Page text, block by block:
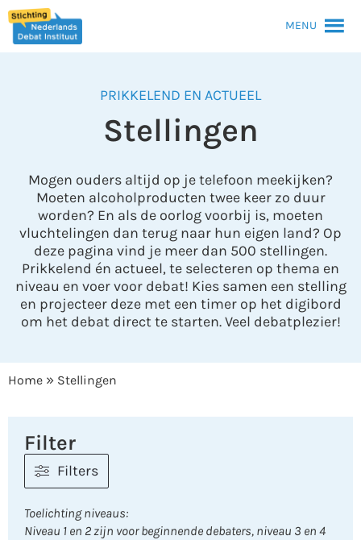
MENU
PRIKKELEND EN ACTUEEL
Stellingen
Mogen ouders altijd op je telefoon meekijken?
Moeten alcoholproducten twee keer zo duur
worden? En als de oorlog voorbij is, moeten
vluchtelingen dan terug naar hun eigen land? Op
deze pagina vind je meer dan 500 stellingen.
Prikkelend én actueel, te selecteren op thema en
niveau en voer voor debat! Kies samen een stelling
en projecteer deze met een timer op het digibord
om het debat direct te starten. Veel debatplezier!
Home » Stellingen
Filter
Filters
Toelichting niveaus:
Niveau 1 en 2 zijn voor beginnende debaters, niveau 3 en 4